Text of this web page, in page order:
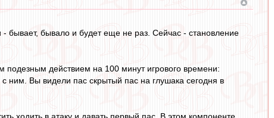
бывает, бывало и будет еще не раз. Сейчас - становление
действием на 100 минут игрового времени:
ним. Вы видели пас скрытый пас на глушака сегодня в